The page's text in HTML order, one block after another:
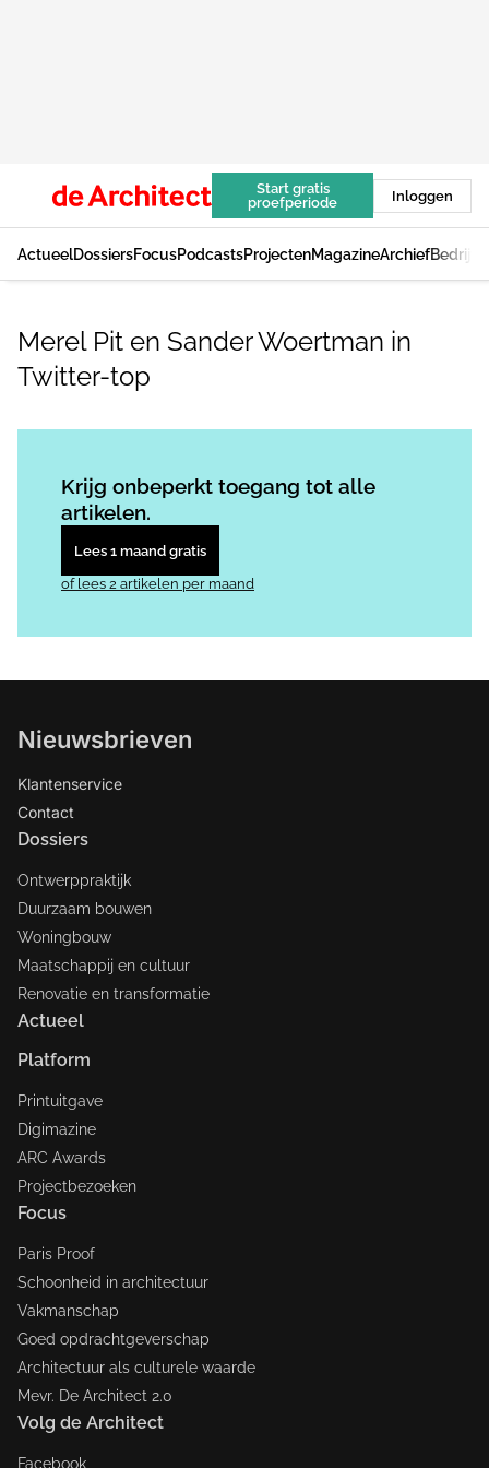
Start gratis
proefperiode
Inloggen
ActueelDossiersFocusPodcastsProjectenMagazineArchief
Merel Pit en Sander Woertman in
Twitter-top
Krijg onbeperkt toegang tot alle
artikelen.
Lees 1 maand gratis
of lees 2 artikelen per maand
Nieuwsbrieven
Klantenservice
Contact
Dossiers
Ontwerppraktijk
Duurzaam bouwen
Woningbouw
Maatschappij en cultuur
Renovatie en transformatie
Actueel
Platform
Printuitgave
Digimazine
ARC Awards
Projectbezoeken
Focus
Paris Proof
Schoonheid in architectuur
Vakmanschap
Goed opdrachtgeverschap
Architectuur als culturele waarde
Mevr. De Architect 2.0
Volg de Architect
Facebook